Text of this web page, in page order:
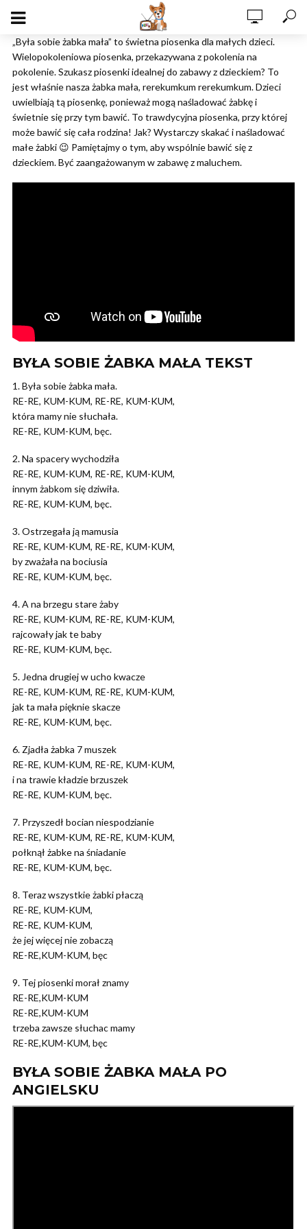
„Była sobie żabka mała” to świetna piosenka dla małych dzieci.
Wielopokoleniowa piosenka, przekazywana z pokolenia na
pokolenie. Szukasz piosenki idealnej do zabawy z dzieckiem? To
jest właśnie nasza żabka mała, rerekumkum rerekumkum. Dzieci
uwielbiają tą piosenkę, ponieważ mogą naśladować żabkę i
świetnie się przy tym bawić. To trawdycyjna piosenka, przy której
może bawić się cała rodzina! Jak? Wystarczy skakać i naśladować
małe żabki 😉 Pamiętajmy o tym, aby wspólnie bawić się z
dzieckiem. Być zaangażowanym w zabawę z maluchem.
BYŁA SOBIE ŻABKA MAŁA TEKST
1. Była sobie żabka mała.
RE-RE, KUM-KUM, RE-RE, KUM-KUM,
która mamy nie słuchała.
RE-RE, KUM-KUM, bęc.
2. Na spacery wychodziła
RE-RE, KUM-KUM, RE-RE, KUM-KUM,
innym żabkom się dziwiła.
RE-RE, KUM-KUM, bęc.
3. Ostrzegała ją mamusia
RE-RE, KUM-KUM, RE-RE, KUM-KUM,
by zważała na bociusia
RE-RE, KUM-KUM, bęc.
4. A na brzegu stare żaby
RE-RE, KUM-KUM, RE-RE, KUM-KUM,
rajcowały jak te baby
RE-RE, KUM-KUM, bęc.
5. Jedna drugiej w ucho kwacze
RE-RE, KUM-KUM, RE-RE, KUM-KUM,
jak ta mała pięknie skacze
RE-RE, KUM-KUM, bęc.
6. Zjadła żabka 7 muszek
RE-RE, KUM-KUM, RE-RE, KUM-KUM,
i na trawie kładzie brzuszek
RE-RE, KUM-KUM, bęc.
7. Przyszedł bocian niespodzianie
RE-RE, KUM-KUM, RE-RE, KUM-KUM,
połknął żabke na śniadanie
RE-RE, KUM-KUM, bęc.
8. Teraz wszystkie żabki płaczą
RE-RE, KUM-KUM,
RE-RE, KUM-KUM,
że jej więcej nie zobaczą
RE-RE,KUM-KUM, bęc
9. Tej piosenki morał znamy
RE-RE,KUM-KUM
RE-RE,KUM-KUM
trzeba zawsze słuchac mamy
RE-RE,KUM-KUM, bęc
BYŁA SOBIE ŻABKA MAŁA PO
ANGIELSKU